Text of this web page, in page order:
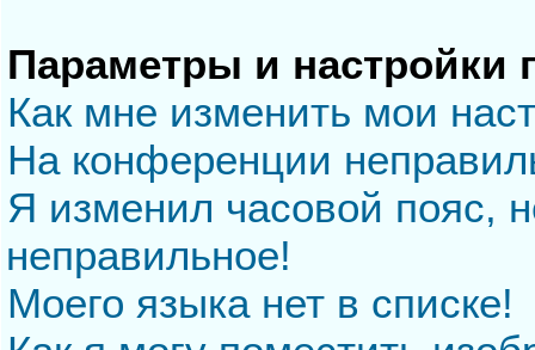
Параметры и настройки
Как мне изменить мои
На конференции
Я изменил часовой пояс,
неправильное!
Моего языка нет в списке!